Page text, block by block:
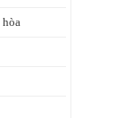
hòa